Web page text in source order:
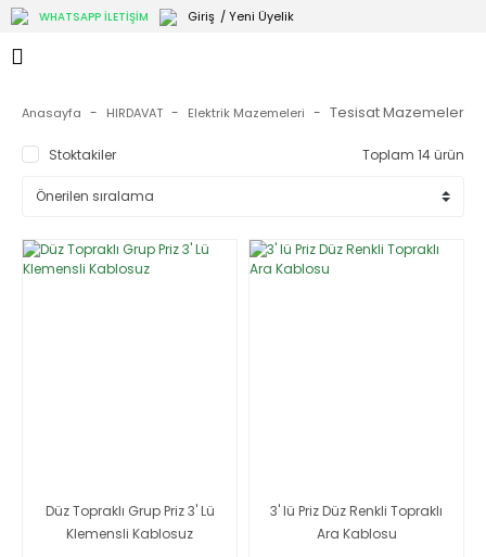
WHATSAPP İLETİŞİM Giriş / Yeni Üyelik
Anasayfa HIRDAVAT Elektrik Mazemeleri Tesisat Mazemeleri
Stoktakiler Toplam 14 ürün
Düz Topraklı Grup Priz 3' Lü
Klemensli Kablosuz
3' lü Priz Düz Renkli Topraklı
Ara Kablosu